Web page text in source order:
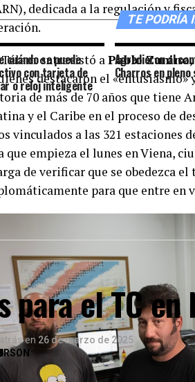
dedicada a la regulación y
entrevistó aPablo
destacaron el
de más de 70 años que tiene
y el Caribe en el proceso de
vinculados a las 321 estaciones
que empieza el lunes en Viena,
de verificar que se obedezca
para que entre en
TE PODRÍA
cuándo se puede
con tarjeta de
o reloj inteligente
Agredieron al
Charros en pleno
el TC en
atrásen 26 de marzo de 2025